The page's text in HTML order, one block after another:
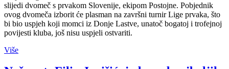
slijedi dvomeč s prvakom Slovenije, ekipom Postojne. Pobjednik
ovog dvomeča izborit će plasman na završni turnir Lige prvaka, što
bi bio uspjeh koji momci iz Donje Lastve, unatoč bogatoj i trofejnoj
povijesti kluba, još nisu uspjeli ostvariti.
Više